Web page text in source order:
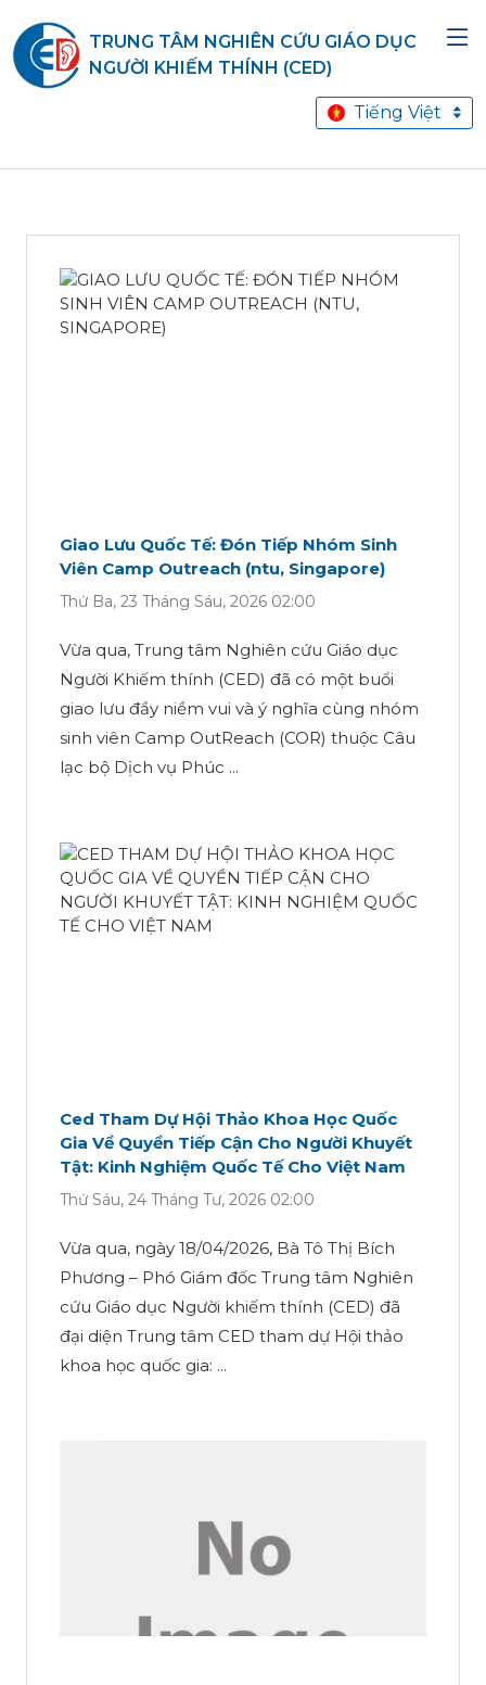
TRUNG TÂM NGHIÊN CỨU GIÁO DỤC
NGƯỜI KHIẾM THÍNH (CED)
Tiếng Việt
Giao Lưu Quốc Tế: Đón Tiếp Nhóm Sinh
Viên Camp Outreach (ntu, Singapore)
Thứ Ba, 23 Tháng Sáu, 2026 02:00
Vừa qua, Trung tâm Nghiên cứu Giáo dục
Người Khiếm thính (CED) đã có một buổi
giao lưu đầy niềm vui và ý nghĩa cùng nhóm
sinh viên Camp OutReach (COR) thuộc Câu
lạc bộ Dịch vụ Phúc ...
Ced Tham Dự Hội Thảo Khoa Học Quốc
Gia Về Quyền Tiếp Cận Cho Người Khuyết
Tật: Kinh Nghiệm Quốc Tế Cho Việt Nam
Thứ Sáu, 24 Tháng Tư, 2026 02:00
Vừa qua, ngày 18/04/2026, Bà Tô Thị Bích
Phương – Phó Giám đốc Trung tâm Nghiên
cứu Giáo dục Người khiếm thính (CED) đã
đại diện Trung tâm CED tham dự Hội thảo
khoa học quốc gia: ...